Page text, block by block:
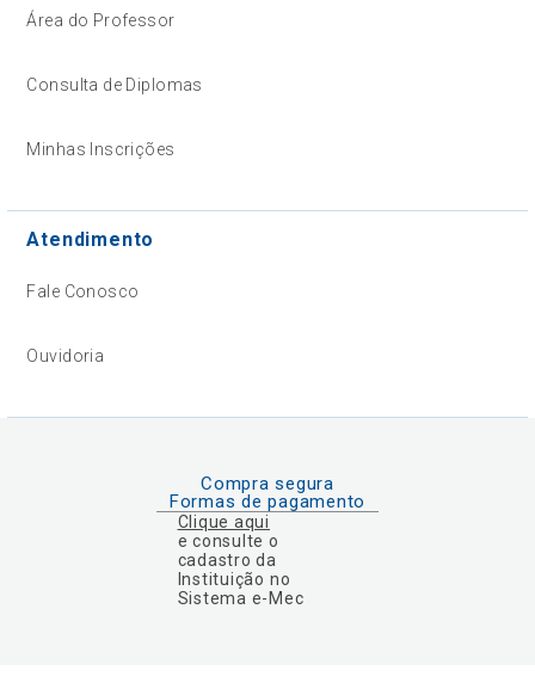
Área do Professor
Consulta de Diplomas
Minhas Inscrições
Atendimento
Fale Conosco
Ouvidoria
Compra segura
Formas de pagamento
Clique aqui
e consulte o
cadastro da
Instituição no
Sistema e-Mec